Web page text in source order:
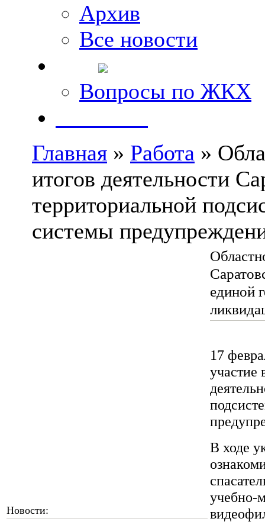
Архив
Все новости
Вопросы по ЖКХ
Главная » Работа »
итогов деятельности
территориальной
системы
Новости:
единой
17
участие
В ходе
учебно-